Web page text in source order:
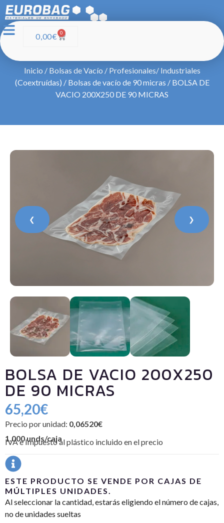
0,00€ 0
Inicio / Bolsas de Vacío / Profesionales/ Industriales
(Coextruídas) / Bolsas de vacío de 90 micras / BOLSA DE
VACIO 200X250 DE 90 MICRAS
❮ ❯
BOLSA DE VACIO 200X250
DE 90 MICRAS
65,20€
Precio por unidad: 0,06520€
1.000 unds/caja
IVA e Impuesto al plástico incluido en el precio
ESTE PRODUCTO SE VENDE POR CAJAS DE
MÚLTIPLES UNIDADES.
Al seleccionar la cantidad, estarás eligiendo el número de cajas,
no de unidades sueltas